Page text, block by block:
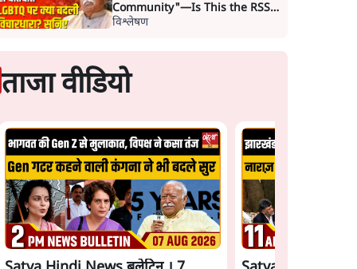
Community"—Is This the RSS's
New Move?
विश्लेषण
ताजा वीडियो